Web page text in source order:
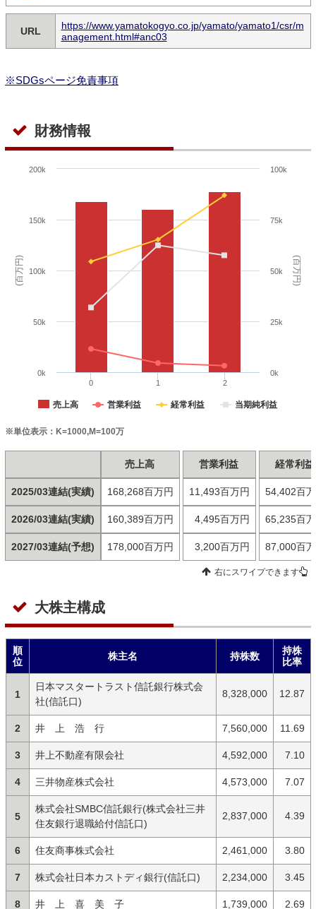
URL
https://www.yamatokogyo.co.jp/yamato/yamato1/csr/m
anagement.html#anc03
※SDGsページ免責事項
財務情報
(百万円) (百万円)
売上高 営業利益 経常利益 当期純利益
0 1 2
0k
50k
100k
150k
200k
0k
25k
50k
75k
100k
※単位表示：K=1000,M=100万
2025/03連結(実績)
2026/03連結(実績)
2027/03連結(予想)
売上高
168,268百万円
160,389百万円
178,000百万円
営業利益
11,493百万円
4,495百万円
3,200百万円
経常利益
54,402百
65,235百
87,000百
右にスワイプできます
大株主構成
順
位
株主名 持株数
持株
比率
1
日本マスタートラスト信託銀行株式会
社(信託口)
8,328,000 12.87
2 井 上 浩 行 7,560,000 11.69
3 井上不動産有限会社 4,592,000 7.10
4 三井物産株式会社 4,573,000 7.07
5
株式会社SMBC信託銀行(株式会社三井
住友銀行退職給付信託口)
2,837,000 4.39
6 住友商事株式会社 2,461,000 3.80
7 株式会社日本カストディ銀行(信託口) 2,234,000 3.45
8 井 上 喜 美 子 1,739,000 2.69